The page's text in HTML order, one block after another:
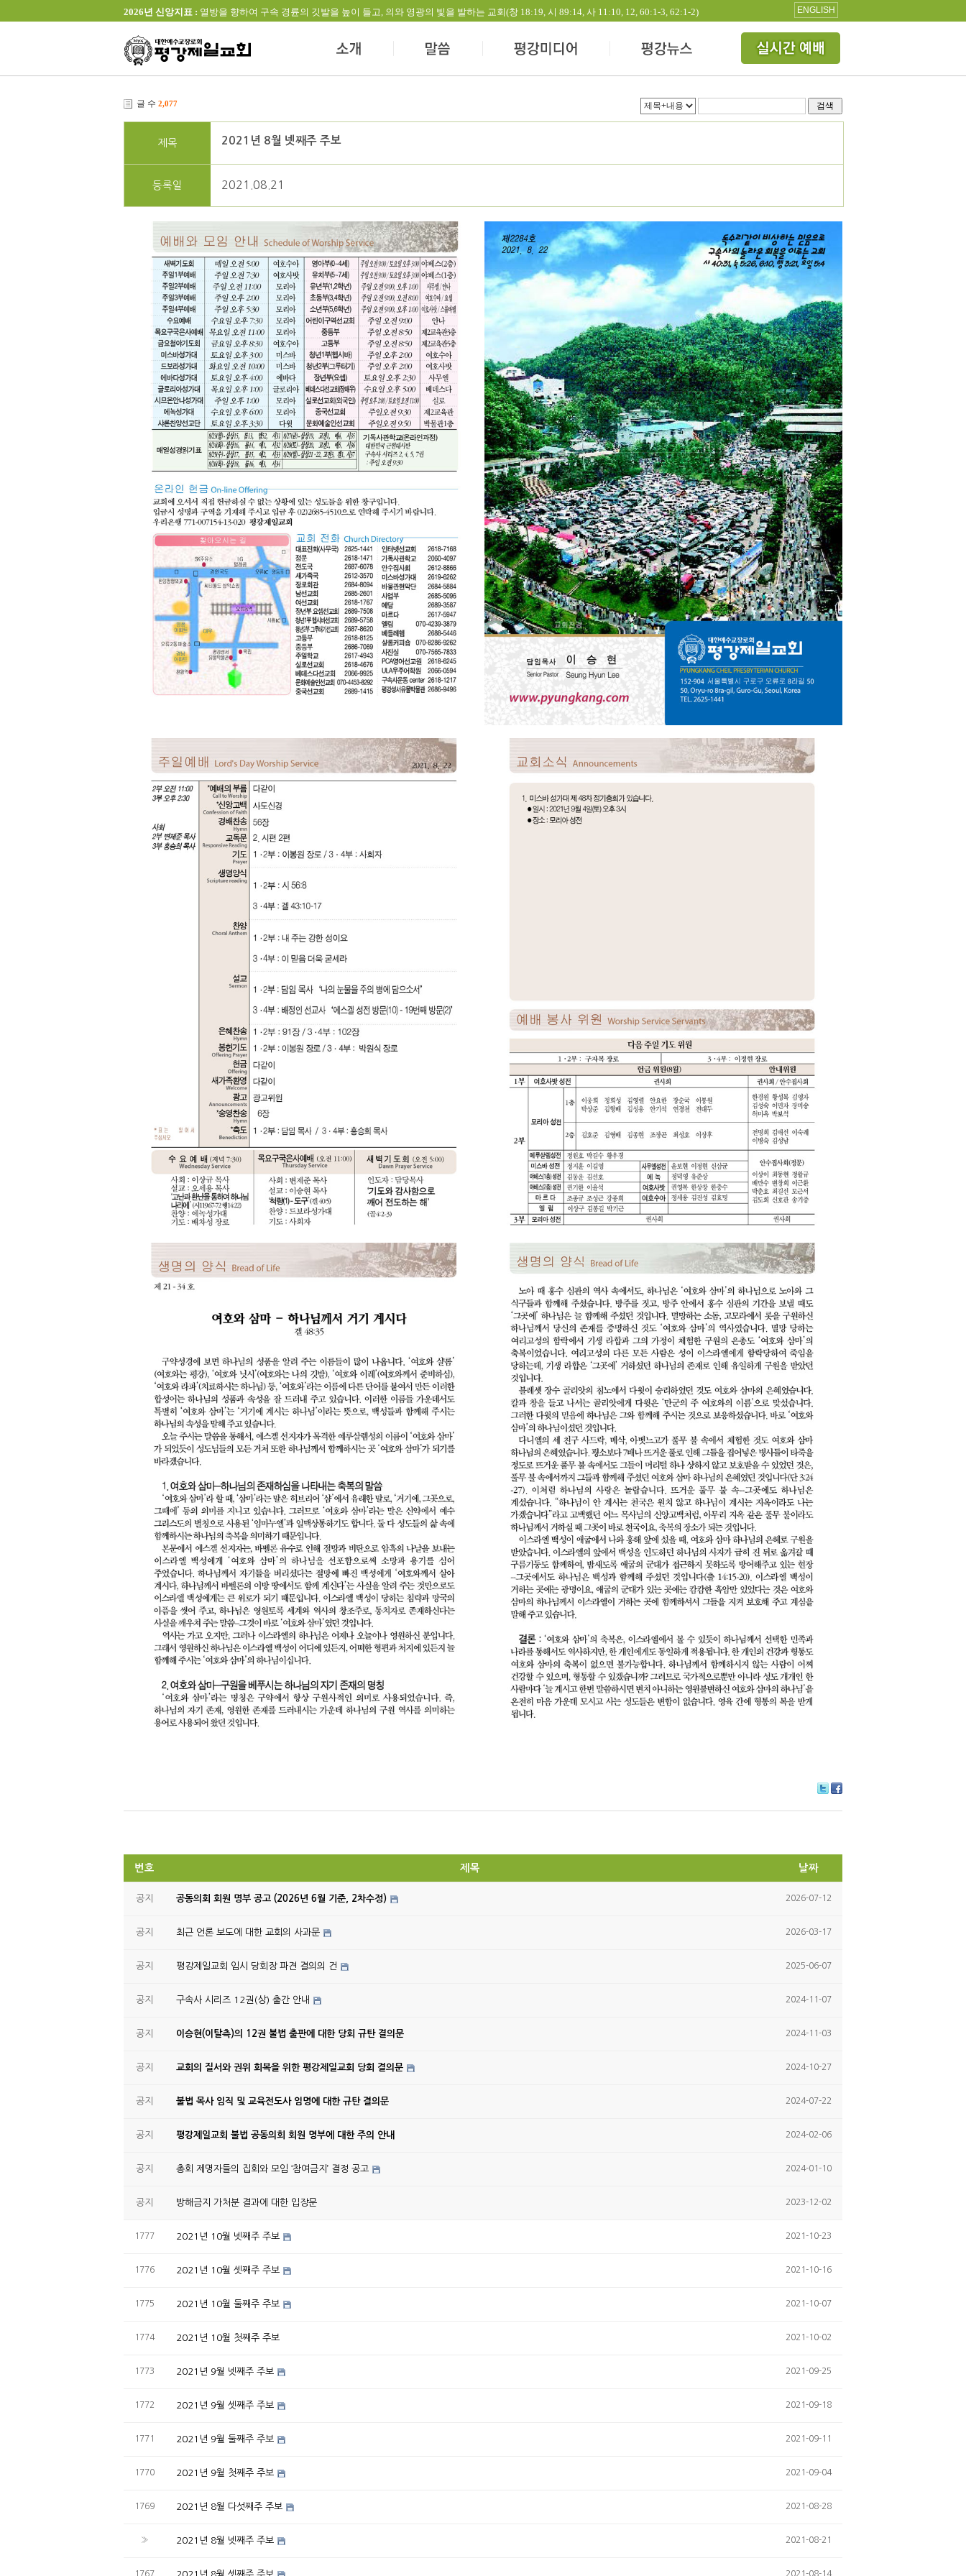
2026년 신앙지표 : 열방을 향하여 구속 경륜의 깃발을 높이 들고, 의와 영광의 빛을 발하는 교회(창 18:19, 시 89:14, 사 11:10, 12, 60:1-3, 62:1-2) ENGLISH
글 수 2,077 검색
제목 2021년 8월 넷째주 주보
등록일 2021.08.21
itte ce
번호 제목 날짜
공지 공동의회 회원 명부 공고 (2026년 6월 기준, 2차수정) 2026-07-12
공지 최근 언론 보도에 대한 교회의 사과문 2026-03-17
공지 평강제일교회 임시 당회장 파견 결의의 건 2025-06-07
공지 구속사 시리즈 12권(상) 출간 안내 2024-11-07
공지 이승현(이탈측)의 12권 불법 출판에 대한 당회 규탄 결의문 2024-11-03
공지 교회의 질서와 권위 회복을 위한 평강제일교회 당회 결의문 2024-10-27
공지 불법 목사 임직 및 교육전도사 임명에 대한 규탄 결의문 2024-07-22
공지 평강제일교회 불법 공동의회 회원 명부에 대한 주의 안내 2024-02-06
공지 총회 제명자들의 집회와 모임 ‘참여금지’ 결정 공고 2024-01-10
공지 방해금지 가처분 결과에 대한 입장문 2023-12-02
1777 2021년 10월 넷째주 주보 2021-10-23
1776 2021년 10월 셋째주 주보 2021-10-16
1775 2021년 10월 둘째주 주보 2021-10-07
1774 2021년 10월 첫째주 주보 2021-10-02
1773 2021년 9월 넷째주 주보 2021-09-25
1772 2021년 9월 셋째주 주보 2021-09-18
1771 2021년 9월 둘째주 주보 2021-09-11
1770 2021년 9월 첫째주 주보 2021-09-04
1769 2021년 8월 다섯째주 주보 2021-08-28
» 2021년 8월 넷째주 주보 2021-08-21
1767 2021-08-14